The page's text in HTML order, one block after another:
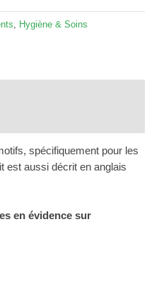
Hygiène & Soins
spécifiquement pour les
est aussi décrit en anglais
en évidence sur